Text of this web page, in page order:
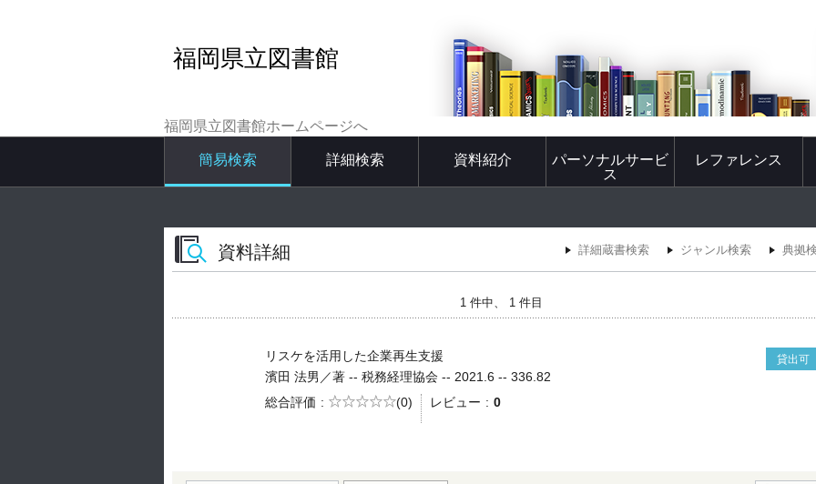
福岡県立図書館
福岡県立図書館ホームページへ
簡易検索 詳細検索 資料紹介
パーソナルサービ
ス
レファレンス
資料詳細 詳細蔵書検索 ジャンル検索 典拠
1 件中、 1 件目
リスケを活用した企業再生支援 貸出可
濱田 法男／著 -- 税務経理協会 -- 2021.6 -- 336.82
総合評価
5段階評価
(0) レビュー 0